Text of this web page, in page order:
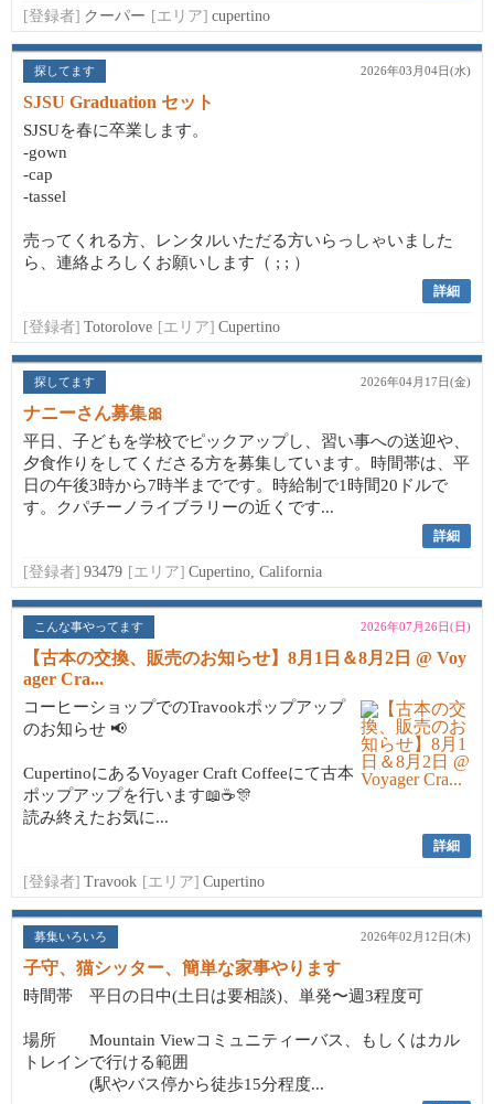
[登録者] クーパー [エリア] cupertino
探してます 2026年03月04日(水)
SJSU Graduation セット
SJSUを春に卒業します。
-gown
-cap
-tassel
売ってくれる方、レンタルいただる方いらっしゃいました
ら、連絡よろしくお願いします（ ; ; ）
詳細
[登録者] Totorolove [エリア] Cupertino
探してます 2026年04月17日(金)
ナニーさん募集🎀
平日、子どもを学校でピックアップし、習い事への送迎や、
夕食作りをしてくださる方を募集しています。時間帯は、平
日の午後3時から7時半までです。時給制で1時間20ドルで
す。クパチーノライブラリーの近くです...
詳細
[登録者] 93479 [エリア] Cupertino, California
こんな事やってます 2026年07月26日(日)
【古本の交換、販売のお知らせ】8月1日＆8月2日 @ Voy
ager Cra...
コーヒーショップでのTravookポップアップ
のお知らせ 📢
CupertinoにあるVoyager Craft Coffeeにて古本
ポップアップを行います📖☕🎊
読み終えたお気に...
詳細
[登録者] Travook [エリア] Cupertino
募集いろいろ 2026年02月12日(木)
子守、猫シッター、簡単な家事やります
時間帯 平日の日中(土日は要相談)、単発〜週3程度可
場所 Mountain Viewコミュニティーバス、もしくはカル
トレインで行ける範囲
(駅やバス停から徒歩15分程度...